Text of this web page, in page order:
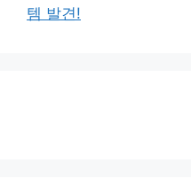
템 발견!